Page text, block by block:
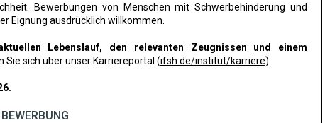
Bewerbungen von Menschen mit Schwerbehinderung und
Eignung ausdrücklich willkommen.
Lebenslauf, den relevanten Zeugnissen und einem
Sie sich über unser Karriereportal (ifsh.de/institut/karriere).